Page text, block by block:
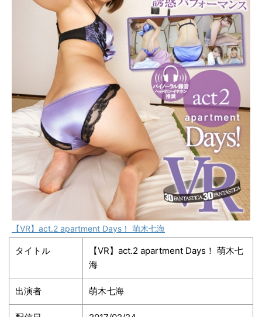
【VR】act.2 apartment Days！ 萌木七海
タイトル
【VR】act.2 apartment Days！ 萌木七
海
出演者 萌木七海